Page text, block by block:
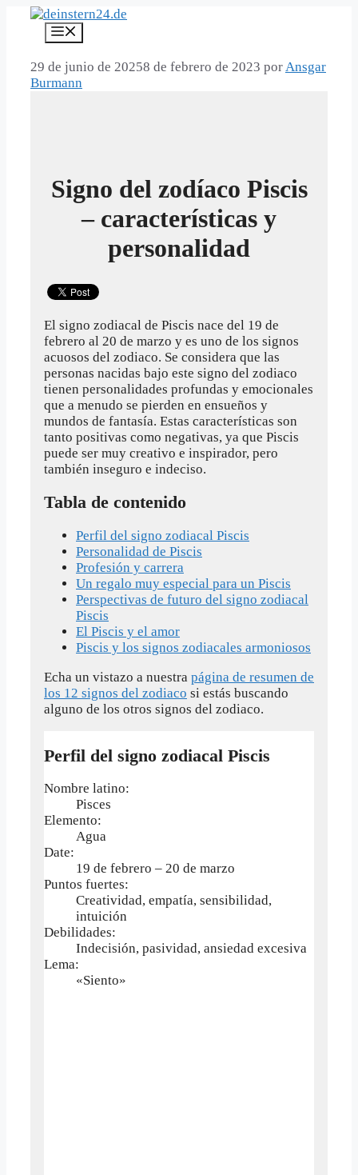
Saltar
contenido
29 de junio de 20258 de febrero de 2023 porAnsgar
Burmann
Signo del zodíaco Piscis
– características y
personalidad
El signo zodiacal de Piscis nace del 19 de
febrero al 20 de marzo y es uno de los signos
acuosos del zodiaco. Se considera que las
personas nacidas bajo este signo del zodiaco
tienen personalidades profundas y emocionales
que a menudo se pierden en ensueños y
mundos de fantasía. Estas características son
tanto positivas como negativas, ya que Piscis
puede ser muy creativo e inspirador, pero
también inseguro e indeciso.
Tabla de contenido
Perfil del signo zodiacal Piscis
Personalidad de Piscis
Profesión y carrera
Un regalo muy especial para un Piscis
Perspectivas de futuro del signo zodiacal
Piscis
El Piscis y el amor
Piscis y los signos zodiacales armoniosos
Echa un vistazo a nuestra página de resumen de
los 12 signos del zodiaco si estás buscando
alguno de los otros signos del zodiaco.
Perfil del signo zodiacal Piscis
Nombre latino:
Pisces
Elemento:
Agua
Date:
19 de febrero – 20 de marzo
Puntos fuertes:
Creatividad, empatía, sensibilidad,
intuición
Debilidades:
Indecisión, pasividad, ansiedad excesiva
Lema:
«Siento»